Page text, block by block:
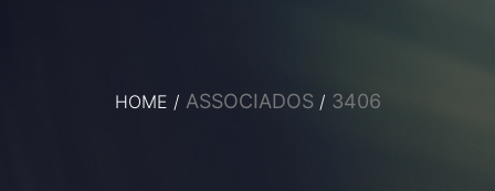
HOME / ASSOCIADOS / 3406